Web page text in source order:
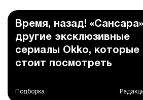
Время, назад!
другие эксклюзивные
сериалы Okko, которые
стоит посмотреть
Подборка